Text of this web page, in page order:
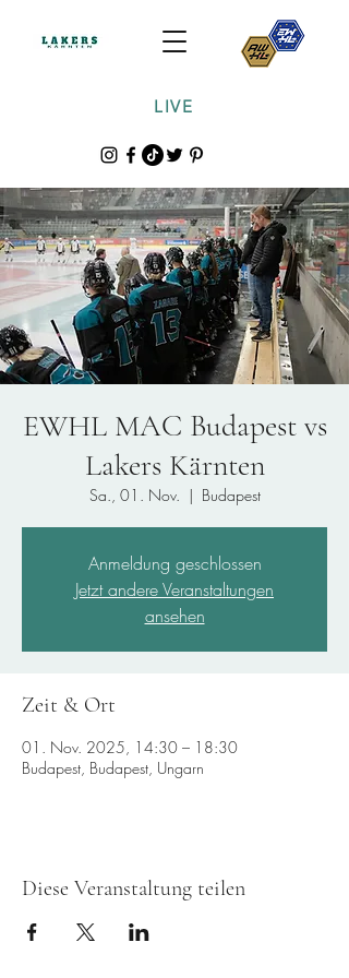
LIVE
EWHL MAC Budapest vs
Lakers Kärnten
Sa., 01. Nov.
  |
Budapest
Anmeldung geschlossen
Jetzt andere Veranstaltungen
ansehen
Zeit & Ort
01. Nov. 2025, 14:30 – 18:30
Budapest, Budapest, Ungarn
Diese Veranstaltung teilen